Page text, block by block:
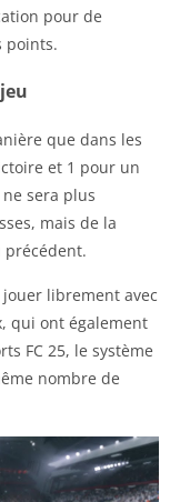
pour de
points.
que dans les
et 1 pour un
sera plus
mais de la
précédent.
librement avec
qui ont également
FC 25, le système
nombre de